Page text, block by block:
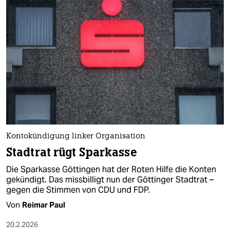
Kontokündigung linker Organisation
Stadtrat rügt Sparkasse
Die Sparkasse Göttingen hat der Roten Hilfe die Konten
gekündigt. Das missbilligt nun der Göttinger Stadtrat –
gegen die Stimmen von CDU und FDP.
Von Reimar Paul
20.2.2026